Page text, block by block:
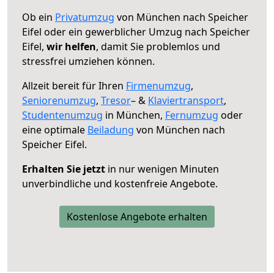
Ob ein Privatumzug von München nach Speicher
Eifel oder ein gewerblicher Umzug nach Speicher
Eifel, wir helfen, damit Sie problemlos und
stressfrei umziehen können.
Allzeit bereit für Ihren Firmenumzug,
Seniorenumzug, Tresor– & Klaviertransport,
Studentenumzug in München, Fernumzug oder
eine optimale Beiladung von München nach
Speicher Eifel.
Erhalten Sie jetzt in nur wenigen Minuten
unverbindliche und kostenfreie Angebote.
Kostenlose Angebote erhalten